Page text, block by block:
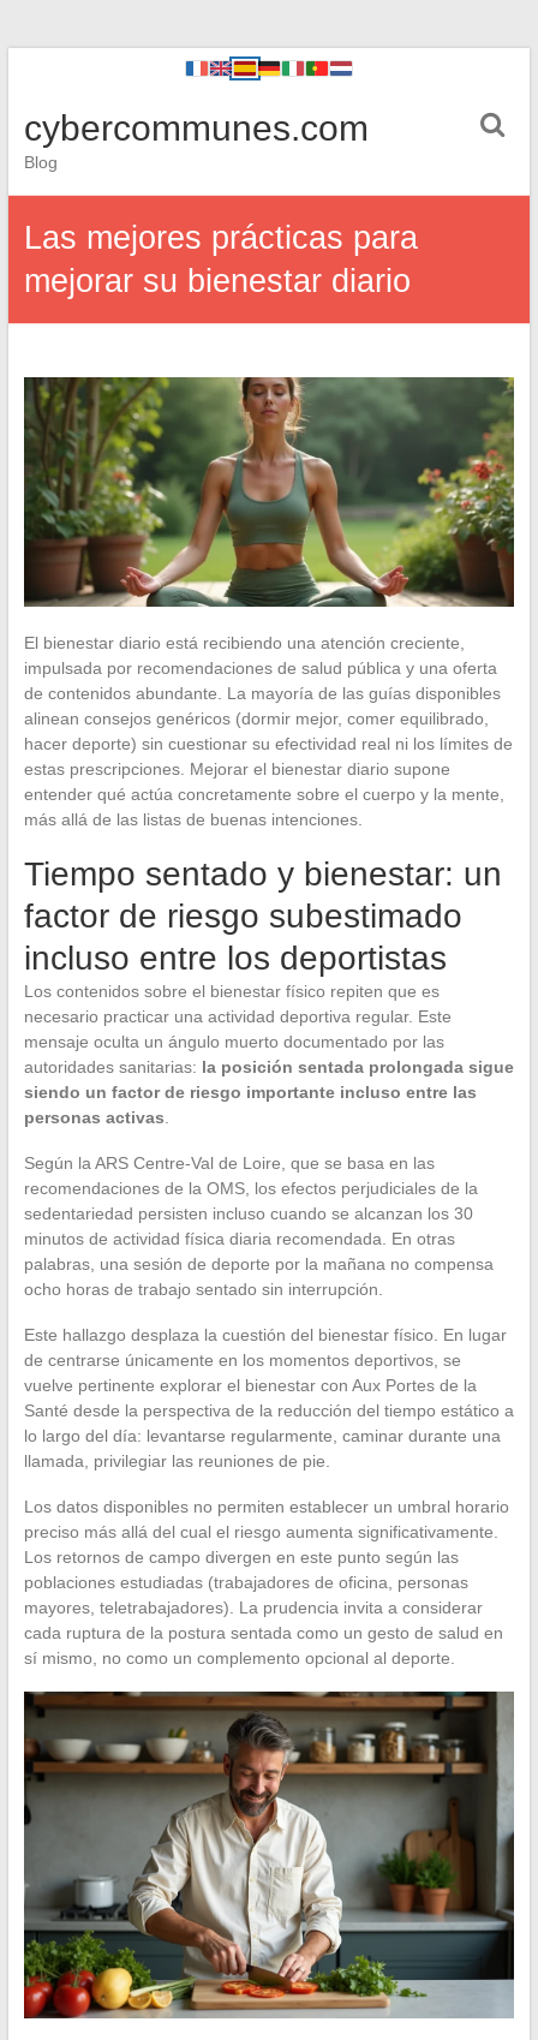
cybercommunes.com
Blog
Las mejores prácticas para
mejorar su bienestar diario
El bienestar diario está recibiendo una atención creciente,
impulsada por recomendaciones de salud pública y una oferta
de contenidos abundante. La mayoría de las guías disponibles
alinean consejos genéricos (dormir mejor, comer equilibrado,
hacer deporte) sin cuestionar su efectividad real ni los límites de
estas prescripciones. Mejorar el bienestar diario supone
entender qué actúa concretamente sobre el cuerpo y la mente,
más allá de las listas de buenas intenciones.
Tiempo sentado y bienestar: un
factor de riesgo subestimado
incluso entre los deportistas
Los contenidos sobre el bienestar físico repiten que es
necesario practicar una actividad deportiva regular. Este
mensaje oculta un ángulo muerto documentado por las
autoridades sanitarias: la posición sentada prolongada sigue
siendo un factor de riesgo importante incluso entre las
personas activas
Según la ARS Centre-Val de Loire, que se basa en las
recomendaciones de la OMS, los efectos perjudiciales de la
sedentariedad persisten incluso cuando se alcanzan los 30
minutos de actividad física diaria recomendada. En otras
palabras, una sesión de deporte por la mañana no compensa
ocho horas de trabajo sentado sin interrupción.
Este hallazgo desplaza la cuestión del bienestar físico. En lugar
de centrarse únicamente en los momentos deportivos, se
vuelve pertinente explorar el bienestar con Aux Portes de la
Santé desde la perspectiva de la reducción del tiempo estático a
lo largo del día: levantarse regularmente, caminar durante una
llamada, privilegiar las reuniones de pie.
Los datos disponibles no permiten establecer un umbral horario
preciso más allá del cual el riesgo aumenta significativamente.
Los retornos de campo divergen en este punto según las
poblaciones estudiadas (trabajadores de oficina, personas
mayores, teletrabajadores). La prudencia invita a considerar
cada ruptura de la postura sentada como un gesto de salud en
sí mismo, no como un complemento opcional al deporte.